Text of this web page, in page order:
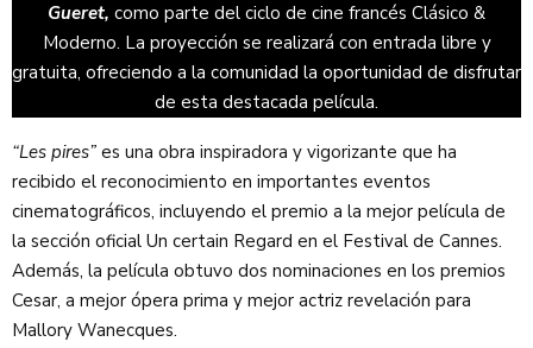
Gueret, como parte del ciclo de cine francés Clásico &
Moderno. La proyección se realizará con entrada libre y
gratuita, ofreciendo a la comunidad la oportunidad de disfrutar
de esta destacada película.
“Les pires” es una obra inspiradora y vigorizante que ha
recibido el reconocimiento en importantes eventos
cinematográficos, incluyendo el premio a la mejor película de
la sección oficial Un certain Regard en el Festival de Cannes.
Además, la película obtuvo dos nominaciones en los premios
Cesar, a mejor ópera prima y mejor actriz revelación para
Mallory Wanecques.